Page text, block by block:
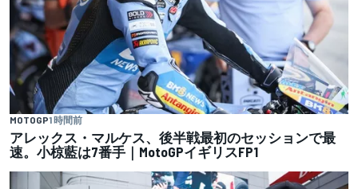
MOTOGP1 時間前
アレックス・マルケス、後半戦最初のセッションで最
速。小椋藍は7番手｜MotoGPイギリスFP1